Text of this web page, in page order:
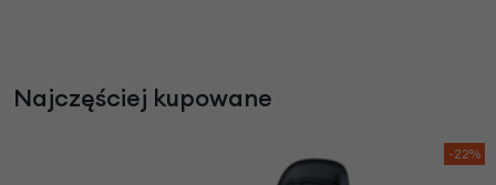
Najczęściej kupowane
-22%